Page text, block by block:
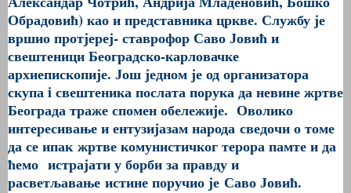
Обрадовић) као и представника цркве. Службу је
вршио протјереј- ставрофор Саво Јовић и
свештеници Београдско-карловачке
архиепископије. Још једном је од организатора
скупа i свештеника послата порука да невине жртве
Београда траже спомен обележије. Оволико
интересивање и ентузијазам народа сведочи о томе
да се ипакжртве комунистичког терора памте и да
ћемо истрајати у борби за правду и
расветљавање истине поручио је Саво Јовић.